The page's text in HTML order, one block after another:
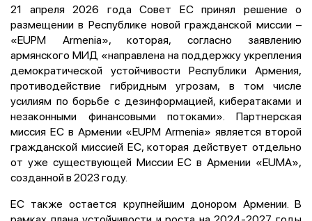
21 апреля 2026 года Совет ЕС принял решение о
размещении в Республике новой гражданской миссии –
«EUPM Armenia», которая, согласно заявлению
армянского МИД «направлена на поддержку укрепления
демократической устойчивости Республики Армения,
противодействие гибридным угрозам, в том числе
усилиям по борьбе с дезинформацией, кибератаками и
незаконными финансовыми потоками». Партнерская
миссия ЕС в Армении «EUPM Armenia» является второй
гражданской миссией ЕС, которая действует отдельно
от уже существующей Миссии ЕС в Армении «EUMA»,
созданной в 2023 году.
ЕС также остается крупнейшим донором Армении. В